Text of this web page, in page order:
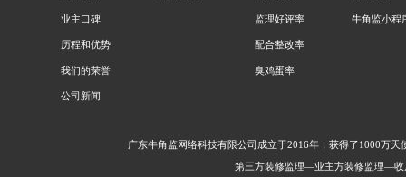
业主口碑
历程和优势
我们的荣誉
公司新闻
监理好评率
配合整改率
臭鸡蛋率
牛角监小程
广东牛角监网络科技有限公司成立于2016年，获得了1000万
第三方装修监理—业主方装修监理—